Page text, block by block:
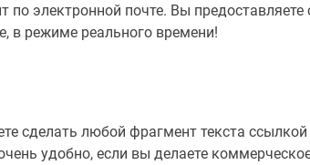
по электронной почте. Вы
в режиме реального времени!
сделать любой фрагмент текста
удобно, если вы делаете